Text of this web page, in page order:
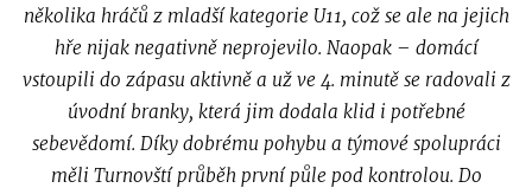
několika hráčů z mladší kategorie U11, což se ale na jejich
hře nijak negativně neprojevilo. Naopak – domácí
vstoupili do zápasu aktivně a už ve 4. minutě se radovali z
úvodní branky, která jim dodala klid i potřebné
sebevědomí. Díky dobrému pohybu a týmové spolupráci
měli Turnovští průběh první půle pod kontrolou. Do